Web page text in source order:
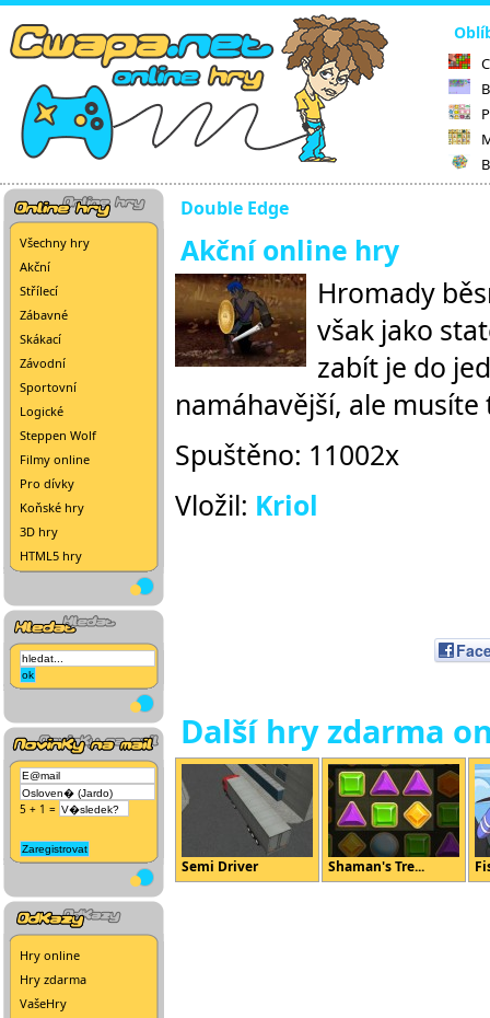
Všechny hry
Akční
Střílecí
Zábavné
Skákací
Závodní
Sportovní
Logické
Steppen Wolf
Filmy online
Pro dívky
Koňské hry
3D hry
HTML5 hry
5 + 1 =
Hry online
Hry zdarma
VašeHry
Double Edge
Akční online hry
Hromady
však jako
zabít je do
namáhavější, ale
Spuštěno: 11002x
Vložil: Kriol
Další hry zdarma
Semi Driver Shaman's Tre...